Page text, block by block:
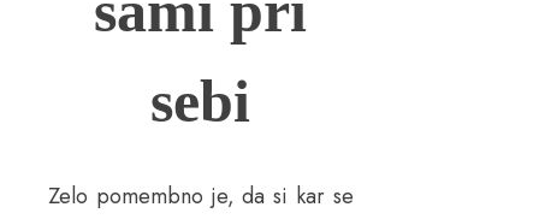
sebi
Zelo pomembno je, da si kar se